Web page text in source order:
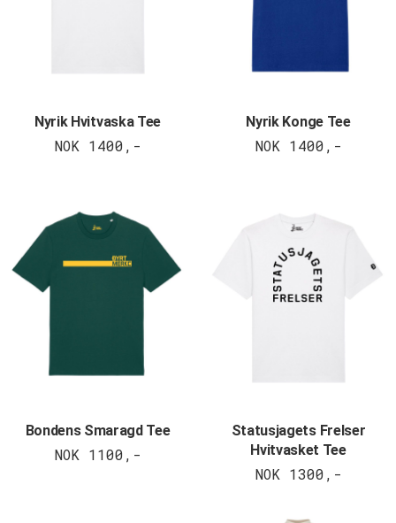
Nyrik Hvitvaska Tee
NOK 1400,-
Nyrik Konge Tee
NOK 1400,-
Bondens Smaragd Tee
NOK 1100,-
Statusjagets Frelser
Hvitvasket Tee
NOK 1300,-